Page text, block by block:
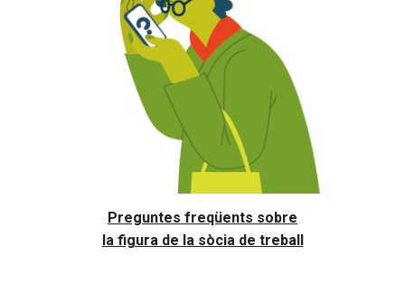
Preguntes freqüents sobre
la figura de la sòcia de treball